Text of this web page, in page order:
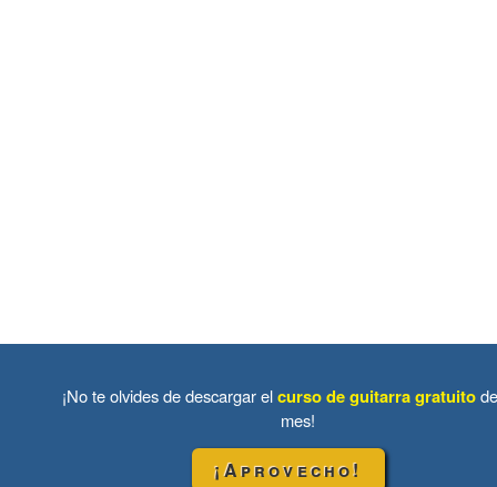
¡No te olvides de descargar elcurso de guitarra gratuito
mes!
¡Aprovecho!